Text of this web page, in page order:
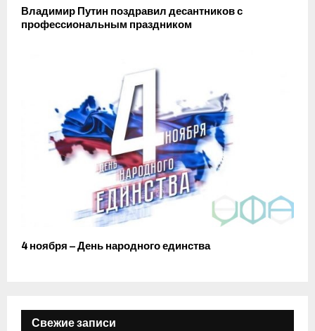
Владимир Путин поздравил десантников с
профессиональным праздником
4 ноября – День народного единства
Свежие записи